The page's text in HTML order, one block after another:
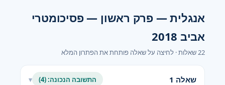
אנגלית — פרק ראשון — פסיכומטרי
אביב 2018
22 שאלות · לחיצה על שאלה פותחת את הפתרון המלא
שאלה 1 התשובה הנכונה: (4) ▾